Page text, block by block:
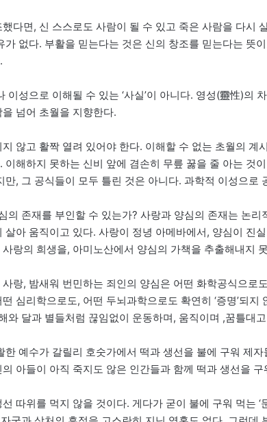
다면, 신 스스로도 사람이 될 수 있고 죽은 사람을 다시
가 없다. 부활을 믿는다는 것은 신의 창조를 믿는다는 뜻
이성으로 이해될 수 있는 ‘사실’이 아니다. 영성(靈性)의
넘어 초월을 지향한다.
않고 활짝 열려 있어야 한다. 이해할 수 없는 초월의 계
이해하지 못하는 신비 앞에 겸손히 무릎 꿇을 줄 아는 것
만, 그 공식들이 모두 틀린 것은 아니다. 과학적 이성으로
의 존재를 부인할 수 있는가? 사랑과 양심의 존재는 논
살아 움직이고 있다. 사랑이 정녕 아메바에서, 양심이 진
랑의 희생을, 아미노산에서 양심의 가책을 추출해내지
랑, 밤새워 번민하는 죄인의 양심은 어떤 화학공식으로
심리학으로도, 어떤 두뇌과학으로도 확연히 ‘증명’되
와 달과 별들처럼 끊임없이 운동하며, 움직이며 ,꿈틀대
한 예수가 갈릴리 호숫가에서 떡과 생선을 불에 구워 제
아들이 아직 죽지도 않은 인간들과 함께 떡과 생선을
따위를 먹지 않을 것이다. 게다가 굳이 불에 구워 먹는